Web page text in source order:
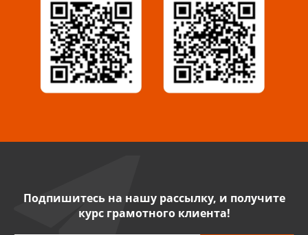
Сызрань, ул. Декабристов, 1А
8 927 009 54 63
Саратов, ул. Танкистов, 37 (БЦ «Дикомп»)
Нефтекамск, ул. Ленина, 62
8 927 960 61 02
Подпишитесь на нашу рассылку, и получите
курс грамотного клиента!